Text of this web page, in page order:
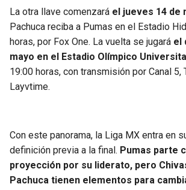
La otra llave comenzará el jueves 14 de
Pachuca reciba a Pumas en el Estadio
horas, por Fox One. La vuelta se jugará el
mayo en el Estadio Olímpico
19:00 horas, con transmisión por Canal 5,
Layvtime.
Con este panorama, la Liga MX entra en
definición previa a la final. Pumas parte
proyección por su liderato, pero
Pachuca tienen elementos para